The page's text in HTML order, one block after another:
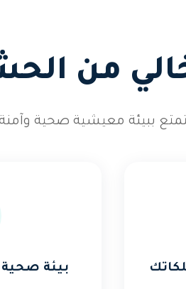
من
ببيئة معيشية صحية وآمنة
بيئة صحية